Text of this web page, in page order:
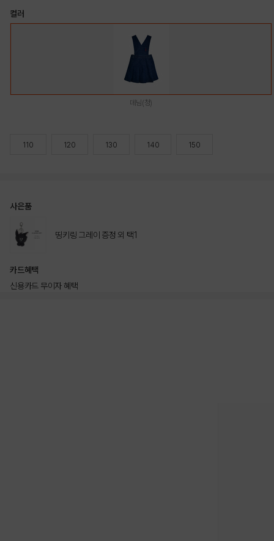
컬러
데님(청)
110 120 130 140 150
사은품
띵키링 그레이 증정 외 택1
카드혜택
신용카드 무이자 혜택